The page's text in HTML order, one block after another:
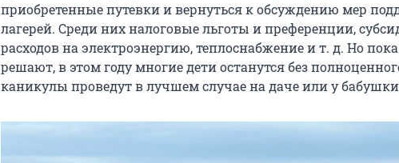
приобретенные путевки и вернуться к обсуждению мер
лагерей. Среди них налоговые льготы и преференции,
расходов на электроэнергию, теплоснабжениеи т. д. Но
решают, в этом году многие дети останутся без
каникулы проведут в лучшем случае на даче или у бабушки